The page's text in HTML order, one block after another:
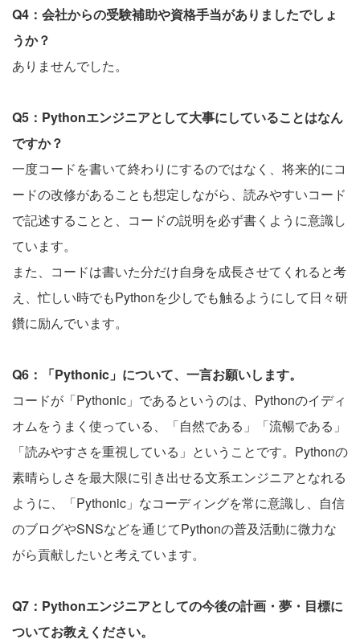
Q4：会社からの受験補助や資格手当がありましたでしょ
うか？
ありませんでした。
Q5：Pythonエンジニアとして大事にしていることはなん
ですか？
一度コードを書いて終わりにするのではなく、将来的にコ
ードの改修があることも想定しながら、読みやすいコード
で記述することと、コードの説明を必ず書くように意識し
ています。
また、コードは書いた分だけ自身を成長させてくれると考
え、忙しい時でもPythonを少しでも触るようにして日々研
鑽に励んでいます。
Q6：「Pythonic」について、一言お願いします。
コードが「Pythonic」であるというのは、Pythonのイディ
オムをうまく使っている、「自然である」「流暢である」
「読みやすさを重視している」ということです。Pythonの
素晴らしさを最大限に引き出せる文系エンジニアとなれる
ように、「Pythonic」なコーディングを常に意識し、自信
のブログやSNSなどを通じてPythonの普及活動に微力な
がら貢献したいと考えています。
Q7：Pythonエンジニアとしての今後の計画・夢・目標に
ついてお教えください。